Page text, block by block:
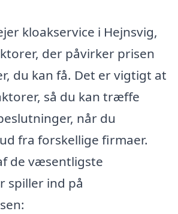
kloakservice i Hejnsvig,
der påvirker prisen
du kan få. Det er vigtigt at
så du kan træffe
når du
fra forskellige firmaer.
de væsentligste
spiller ind på